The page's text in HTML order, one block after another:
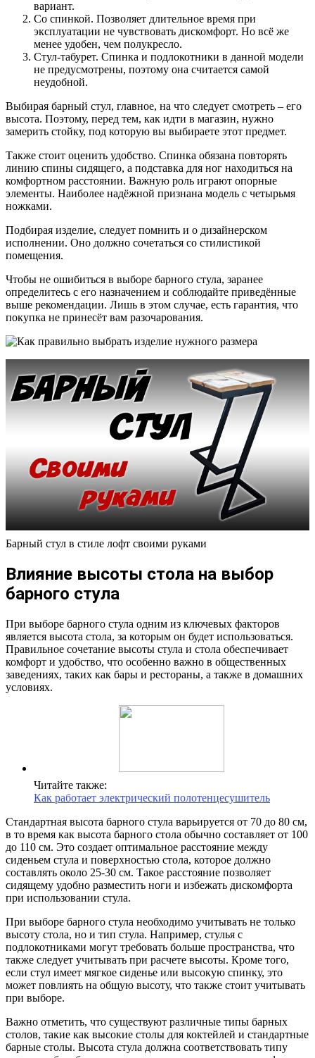
вариант.
Со спинкой. Позволяет длительное время при
эксплуатации не чувствовать дискомфорт. Но всё же
менее удобен, чем полукресло.
Стул-табурет. Спинка и подлокотники в данной модели
не предусмотрены, поэтому она считается самой
неудобной.
Выбирая барный стул, главное, на что следует смотреть – его
высота. Поэтому, перед тем, как идти в магазин, нужно
замерить стойку, под которую вы выбираете этот предмет.
Также стоит оценить удобство. Спинка обязана повторять
линию спины сидящего, а подставка для ног находиться на
комфортном расстоянии. Важную роль играют опорные
элементы. Наиболее надёжной признана модель с четырьмя
ножками.
Подбирая изделие, следует помнить и о дизайнерском
исполнении. Оно должно сочетаться со стилистикой
помещения.
Чтобы не ошибиться в выборе барного стула, заранее
определитесь с его назначением и соблюдайте приведённые
выше рекомендации. Лишь в этом случае, есть гарантия, что
покупка не принесёт вам разочарования.
Барный стул в стиле лофт своими руками
Влияние высоты стола на выбор
барного стула
При выборе барного стула одним из ключевых факторов
является высота стола, за которым он будет использоваться.
Правильное сочетание высоты стула и стола обеспечивает
комфорт и удобство, что особенно важно в общественных
заведениях, таких как бары и рестораны, а также в домашних
условиях.
Читайте также:
Как работает электрический полотенцесушитель
Стандартная высота барного стула варьируется от 70 до 80 см,
в то время как высота барного стола обычно составляет от 100
до 110 см. Это создает оптимальное расстояние между
сиденьем стула и поверхностью стола, которое должно
составлять около 25-30 см. Такое расстояние позволяет
сидящему удобно разместить ноги и избежать дискомфорта
при использовании стула.
При выборе барного стула необходимо учитывать не только
высоту стола, но и тип стула. Например, стулья с
подлокотниками могут требовать больше пространства, что
также следует учитывать при расчете высоты. Кроме того,
если стул имеет мягкое сиденье или высокую спинку, это
может повлиять на общую высоту, что также стоит учитывать
при выборе.
Важно отметить, что существуют различные типы барных
столов, такие как высокие столы для коктейлей и стандартные
барные столы. Высота стула должна соответствовать типу